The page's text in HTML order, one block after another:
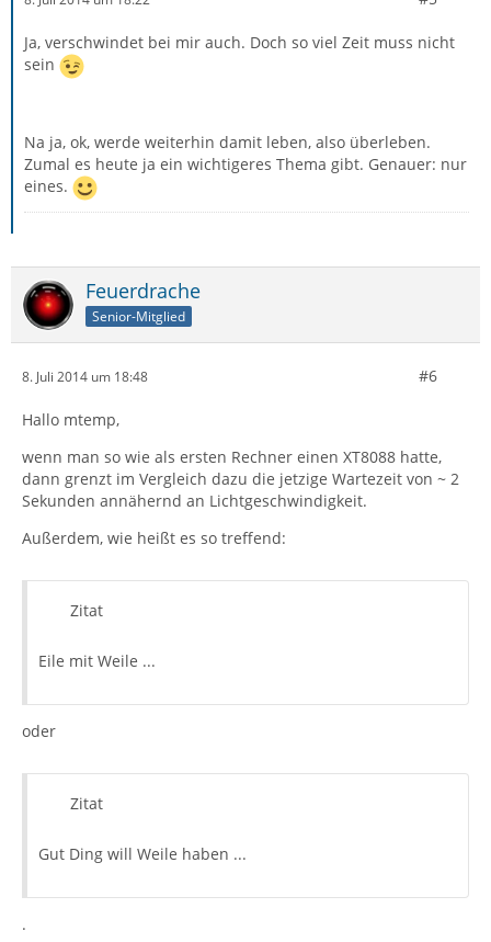
Ja, verschwindet bei mir auch. Doch so viel Zeit muss nicht
sein
Na ja, ok, werde weiterhin damit leben, also überleben.
Zumal es heute ja ein wichtigeres Thema gibt. Genauer: nur
eines.
Feuerdrache
Senior-Mitglied
8. Juli 2014 um 18:48 #6
Hallo mtemp,
wenn man so wie als ersten Rechner einen XT8088 hatte,
dann grenzt im Vergleich dazu die jetzige Wartezeit von ~ 2
Sekunden annähernd an Lichtgeschwindigkeit.
Außerdem, wie heißt es so treffend:
Zitat
Eile mit Weile ...
oder
Zitat
Gut Ding will Weile haben ...
.